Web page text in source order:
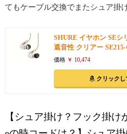
てもケーブル交換でまたシュア掛
SHURE イヤホン SEシ
遮音性 クリアー
価格 ￥ 10,474
クリックし
【シュア掛け？フック掛け